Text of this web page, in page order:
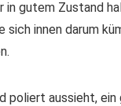
in gutem Zustand
innen darum
poliert aussieht,